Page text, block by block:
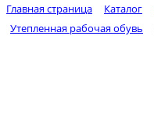
Главная страница Каталог
Утепленная рабочая обувь